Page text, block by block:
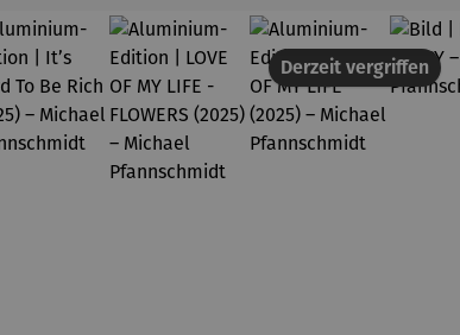
Derzeit vergriffen